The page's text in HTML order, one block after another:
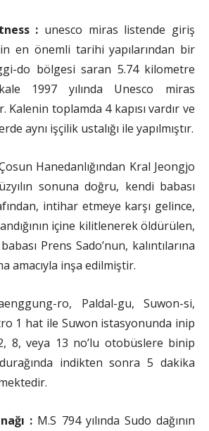
: unesco miras listende giriş
en önemli tarihi yapılarından bir
do bölgesi saran 5.74 kilometre
1997 yılında Unesco miras
Kalenin toplamda 4 kapısı vardır ve
aynı işçilik ustalığı ile yapılmıştır.
Hanedanlığından Kral Jeongjo
sonuna doğru, kendi babası
intihar etmeye karşı gelince,
içine kilitlenerek öldürülen,
Prens Sado’nun, kalıntılarına
amacıyla inşa edilmiştir.
ro, Paldal-gu, Suwon-si,
1 hat ile Suwon istasyonunda inip
8, veya 13 no’lu otobüslere binip
indikten sonra 5 dakika
: M.S 794 yılında Sudo dağının